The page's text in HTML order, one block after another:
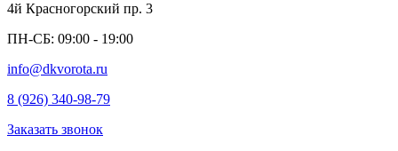
4й Красногорский пр. 3
ПН-СБ: 09:00 - 19:00
info@dkvorota.ru
8 (926) 340-98-79
Заказать звонок